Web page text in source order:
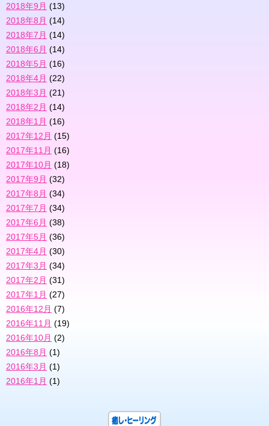
2018年9月 (13)
2018年8月 (14)
2018年7月 (14)
2018年6月 (14)
2018年5月 (16)
2018年4月 (22)
2018年3月 (21)
2018年2月 (14)
2018年1月 (16)
2017年12月 (15)
2017年11月 (16)
2017年10月 (18)
2017年9月 (32)
2017年8月 (34)
2017年7月 (34)
2017年6月 (38)
2017年5月 (36)
2017年4月 (30)
2017年3月 (34)
2017年2月 (31)
2017年1月 (27)
2016年12月 (7)
2016年11月 (19)
2016年10月 (2)
2016年8月 (1)
2016年3月 (1)
2016年1月 (1)